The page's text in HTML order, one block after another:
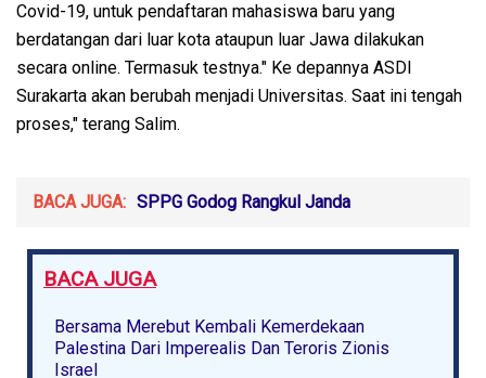
Covid-19, untuk pendaftaran mahasiswa baru yang
berdatangan dari luar kota ataupun luar Jawa dilakukan
secara online. Termasuk testnya." Ke depannya ASDI
Surakarta akan berubah menjadi Universitas. Saat ini tengah
proses," terang Salim.
BACA JUGA: SPPG Godog Rangkul Janda
BACA JUGA
Bersama Merebut Kembali Kemerdekaan
Palestina Dari Imperealis Dan Teroris Zionis
Israel